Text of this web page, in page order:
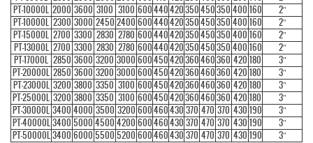
PT-10000L 2000 3600 3100 3100 600440420350450350 400 160
2″
PT-10000L 2300 3000 2450 2400 600440420350450350 400 160
2″
PT-15000L 2700 3300 2830 2780 600440420350450350 400 160
2″
PT-13000L 2700 3300 2830 2780 600440420350450350 400 160
2″
PT-17000L 2850 3600 3200 3000 600450420360460360 420 180
3″
PT-20000L 2850 3600 3200 3000 600450420360460360 420 180
3″
PT-23000L 3200 3800 3350 3100 600450420360460360 420 180
3″
PT-25000L 3200 3800 3350 3100 600450420360460360 420 180
3″
PT-30000L 3400 4000 3500 3200 600460430 370 470 370 430 190
3″
PT-40000L3400 5000 4500 4200 600460430 370 470 370 430 190
3″
PT-50000L3400 6000 5500 5200 600460430 370 470 370 430 190 3″